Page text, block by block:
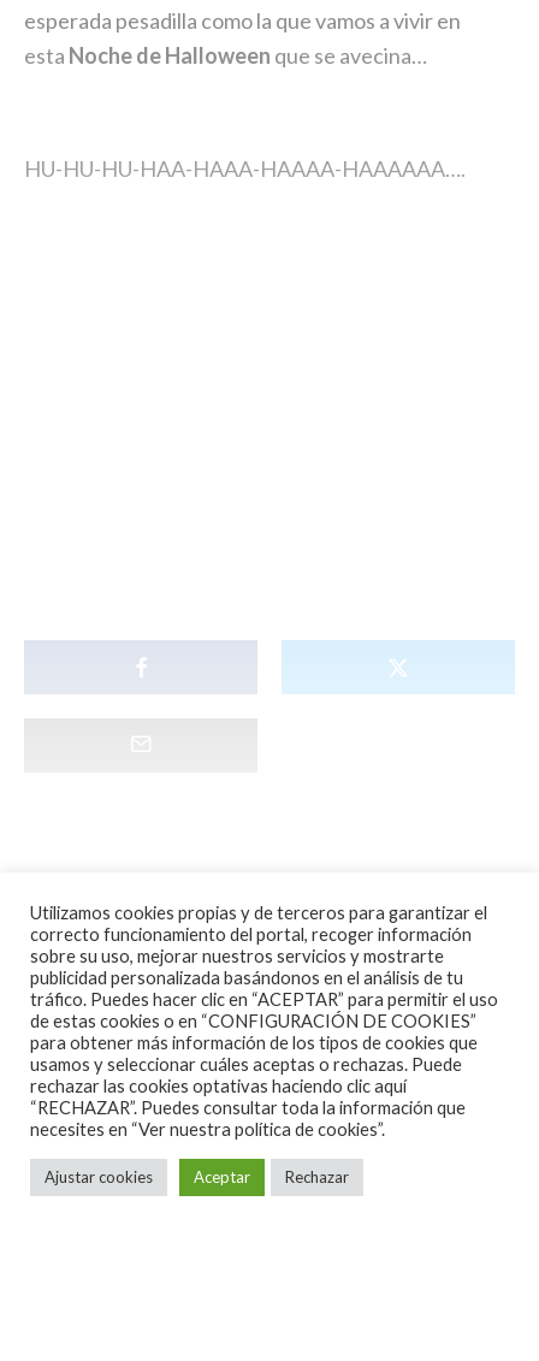
esperada pesadilla como la que vamos a vivir en
esta Noche de Halloween que se avecina…
HU-HU-HU-HAA-HAAA-HAAAA-HAAAAAA….
Utilizamos cookies propias y de terceros para garantizar el
correcto funcionamiento del portal, recoger información
sobre su uso, mejorar nuestros servicios y mostrarte
publicidad personalizada basándonos en el análisis de tu
tráfico. Puedes hacer clic en “ACEPTAR” para permitir el uso
de estas cookies o en “CONFIGURACIÓN DE COOKIES”
para obtener más información de los tipos de cookies que
usamos y seleccionar cuáles aceptas o rechazas. Puede
rechazar las cookies optativas haciendo clic aquí
“RECHAZAR”. Puedes consultar toda la información que
necesites en “Ver nuestra política de cookies”.
Ajustar cookies Aceptar Rechazar